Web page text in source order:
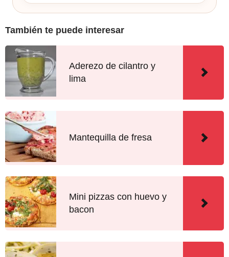
También te puede interesar
Aderezo de cilantro y
lima
Mantequilla de fresa
Mini pizzas con huevo y
bacon